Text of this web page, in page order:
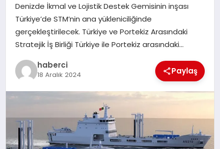
SPOR
TEKNOLOJI
YAŞAM
Denizde İkmal ve Lojistik Destek Gemisinin inşası
Türkiye’de STM’nin ana yükleniciliğinde
gerçekleştirilecek. Türkiye ve Portekiz Arasındaki
Stratejik İş Birliği Türkiye ile Portekiz arasındaki…
haberci
18 Aralık 2024 Paylaş